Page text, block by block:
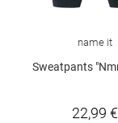
name it
Sweatpants
22,99 €